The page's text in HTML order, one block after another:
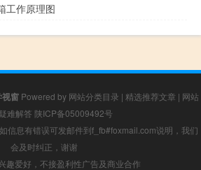
工作原理图
窗 Powered by 网站分类目录 | 精选推荐文章 | 网站
疑难解答 陕ICP备05009492号
信息有错误可发邮件到f_fb#foxmail.com说明，我们
会及时纠正，谢谢
趣爱好，不接盈利性广告及商业合作